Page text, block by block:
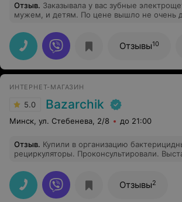
Отзыв. Заказывала у вас зубные
мужем, и детям. По цене вышло не очень
удобные в использовании. Уже
пару позиций в магазине, поэтому буду 100%
заказывать еще.
Отзывы10
ИНТЕРНЕТ-МАГАЗИН
5.0 Bazarchik
Минск, ул. Стебенева, 2/8 до 21:00
Отзыв. Купили в организацию
рециркуляторы. Проконсультировали.
Отзывы2